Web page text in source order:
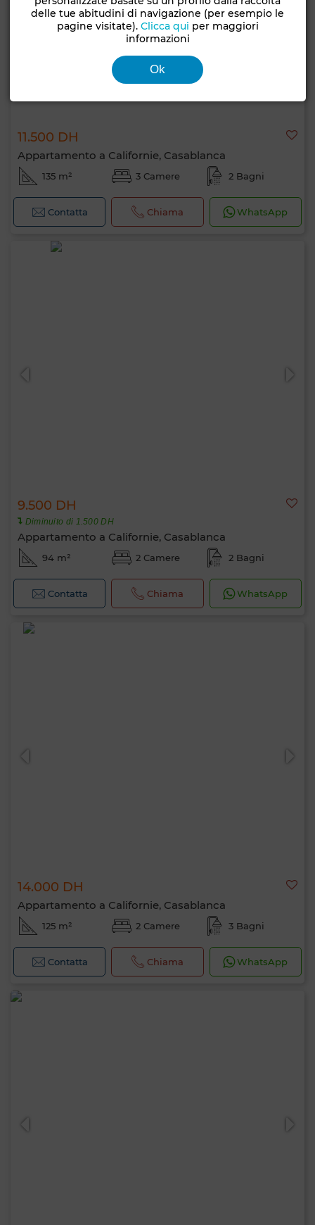
11.500 DH
Appartamento a Californie, Casablanca
135 m² 3 Camere 2 Bagni
Contatta Chiama WhatsApp
9.500 DH
Diminuito di 1.500 DH
Appartamento a Californie, Casablanca
94 m² 2 Camere 2 Bagni
Contatta Chiama WhatsApp
14.000 DH
Appartamento a Californie, Casablanca
125 m² 2 Camere 3 Bagni
Contatta Chiama WhatsApp
delle tue abitudini di navigazione (per esempio le
pagine visitate). Clicca qui per maggiori
informazioni
Ok